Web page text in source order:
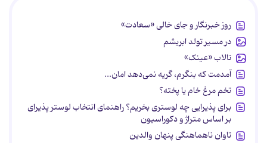
روز خبرنگار و جای خالی «سعادت»
در مسیر تولد ابریشم
تالاب «عینک»
آمدمت که بنگرم، گریه نمی‌دهد امان...
تخم مرغ خام یا پخته؟
برای پذیرایی چه لوستری بخریم؟ راهنمای انتخاب لوستر پذیرای
بر اساس متراژ و دکوراسیون
تاوان ناهماهنگی پنهان والدین